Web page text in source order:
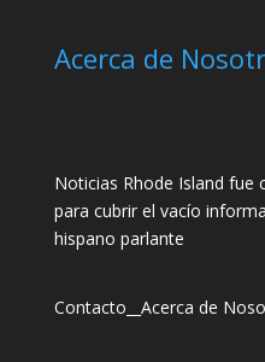
Acerca de
Noticias Rhode Island fue
para cubrir el vacío
hispano parlante
Contacto Acerca de